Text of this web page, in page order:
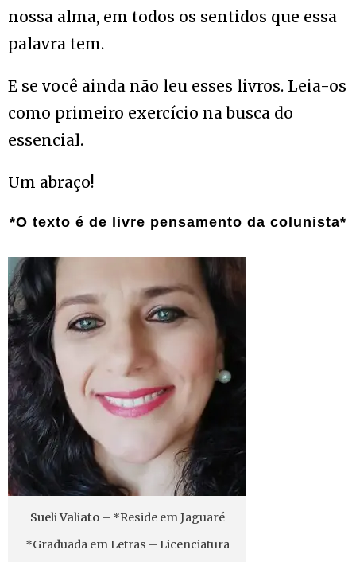
nossa alma, em todos os sentidos que essa
palavra tem.
E se você ainda não leu esses livros. Leia-os
como primeiro exercício na busca do
essencial.
Um abraço!
*O texto é de livre pensamento da colunista*
Sueli Valiato– *Reside em Jaguaré
*Graduada em Letras – Licenciatura